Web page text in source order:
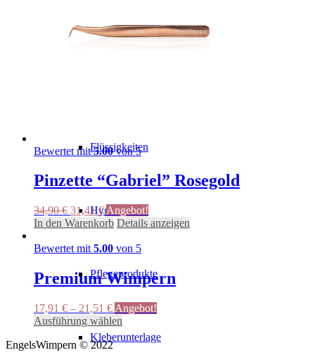
Flüssigkeiten
Hygiene
Pflegeprodukte
Kleberunterlage
Bewertet mit5.00von 5
Pinzette “Gabriel” Rosegold
34,90€ Ursprünglicher
Preis
34,90 €
31,41€Aktueller
Preis
31,41 €.
Angebot!
In den Warenkorb Details anzeigen
Bewertet mit 5.00 von 5
Premium Wimpern
17,91 € – 21,51 € Angebot!
Ausführung wählen
Produkt
weist
EngelsWimpern © 2022